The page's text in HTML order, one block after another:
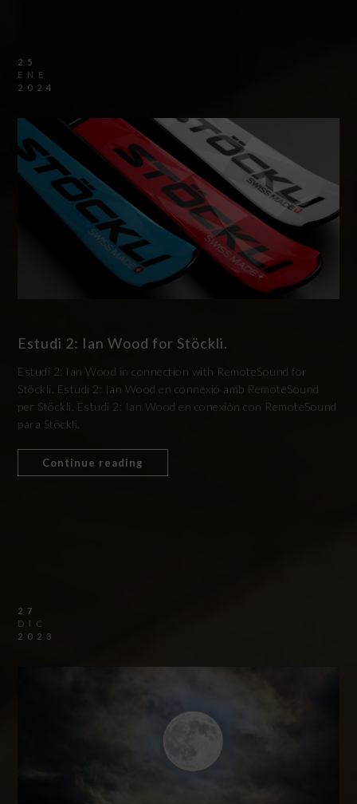
25
ENE
2024
Estudi 2: Ian Wood for Stöckli.
Estudi 2: Ian Wood in connection with RemoteSound for
Stöckli. Estudi 2: Ian Wood en connexió amb RemoteSound
per Stöckli. Estudi 2: Ian Wood en conexión con RemoteSound
para Stöckli.
Continue reading
27
DIC
2023